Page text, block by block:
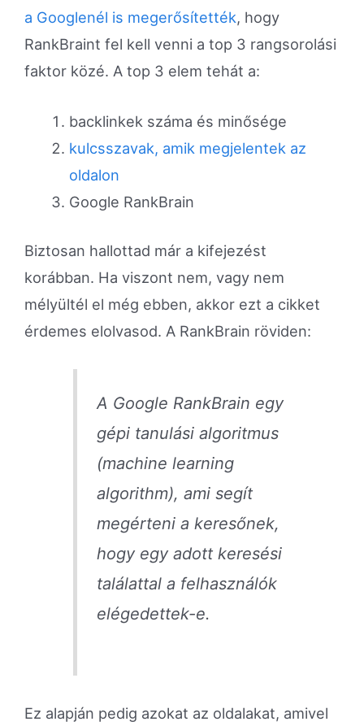
a Googlenél is megerősítették, hogy
RankBraint fel kell venni a top 3 rangsorolási
faktor közé. A top 3 elem tehát a:
backlinkek száma és minősége
kulcsszavak, amik megjelentek az
oldalon
Google RankBrain
Biztosan hallottad már a kifejezést
korábban. Ha viszont nem, vagy nem
mélyültél el még ebben, akkor ezt a cikket
érdemes elolvasod. A RankBrain röviden:
A Google RankBrain egy
gépi tanulási algoritmus
(machine learning
algorithm), ami segít
megérteni a keresőnek,
hogy egy adott keresési
találattal a felhasználók
elégedettek-e.
Ez alapján pedig azokat az oldalakat, amivel